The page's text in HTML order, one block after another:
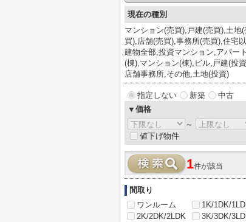
現在の種別
マンション(売買),戸建(売買),土地(
買),店舗(売買),事務所(売買),住宅
建物全部,投資マンション,アパート
(棟),マンション(棟),ビル,戸建(投
店舗事務所,その他,土地(投資)
指定しない 新築
中古
▼価格
～
値下げ物件
1件が該当
間取り
ワンルーム
1K/1DK/
2K/2DK/2LDK
3K/3DK/